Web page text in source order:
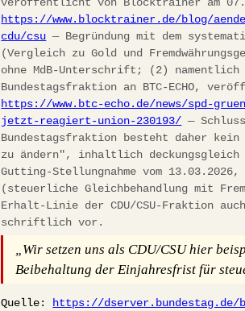
veröffentlicht von Blocktrainer am
https://www.blocktrainer.de/blog/
cdu/csu — Begründung mit dem
(Vergleich zu Gold und
ohne MdB-Unterschrift; (2) namentlich
Bundestagsfraktion an BTC-ECHO,
https://www.btc-echo.de/news/spd-
jetzt-reagiert-union-230193/ —
Bundestagsfraktion besteht daher kein
zu ändern", inhaltlich deckungsgleich
Gutting-Stellungnahme vom
(steuerliche Gleichbehandlung mit
Erhalt-Linie der CDU/CSU-Fraktion
schriftlich vor.
„Wir setzen uns als CDU/CSU hier
Beibehaltung der Einjahresfrist für
Quelle: https://dserver.bundestag.de/